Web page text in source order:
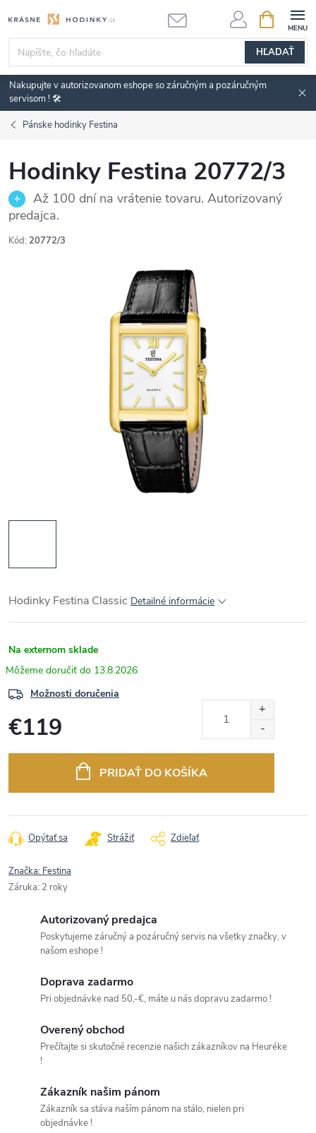
na
obsah
HĽADAŤ
KOŠÍK
Nakupujte v autorizovanom eshope so záručným a pozáručným
servisom ! 🛠️
Pánske hodinky Festina
Hodinky Festina 20772/3
Až 100 dní na vrátenie tovaru. Autorizovaný
predajca.
Kód: 20772/3
Hodinky Festina Classic Detailné informácie
Na externom sklade
13.8.2026
Možnosti doručenia
€119
PRIDAŤ DO KOŠÍKA
Opýtať sa Strážiť Zdieľať
Značka: Festina
Záruka: 2 roky
Autorizovaný predajca
Poskytujeme záručný a pozáručný servis na všetky značky, v
našom eshope !
Doprava zadarmo
Pri objednávke nad 50,-€, máte u nás dopravu zadarmo !
Overený obchod
Prečítajte si skutočné recenzie našich zákazníkov na Heuréke
!
Zákazník našim pánom
Zákazník sa stáva naším pánom na stálo, nielen pri
objednávke !